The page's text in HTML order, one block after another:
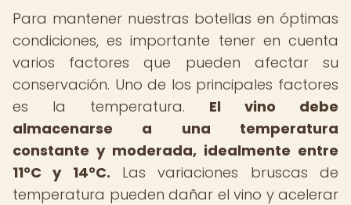
Para mantener nuestras botellas en óptimas
condiciones, es importante tener en cuenta
varios factores que pueden afectar su
conservación. Uno de los principales factores
es la temperatura. El vino debe
almacenarse a una temperatura
constante y moderada, idealmente entre
11°C y 14°C. Las variaciones bruscas de
temperatura pueden dañar el vino y acelerar